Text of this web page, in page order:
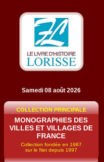
Samedi 08 août 2026
COLLECTION PRINCIPALE
MONOGRAPHIES DES
VILLES ET VILLAGES DE
FRANCE
Collection fondée en 1987
sur le Net depuis 1997